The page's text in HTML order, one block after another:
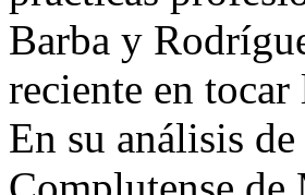
Barba y
reciente en
En su análisis